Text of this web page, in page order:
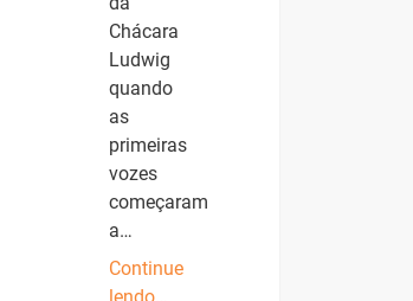
Chácara
Ludwig
quando
as
primeiras
vozes
começaram
a…
Continue
lendo…